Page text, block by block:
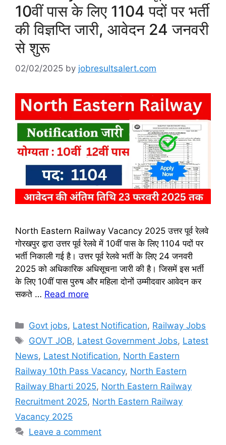
10वीं पास के लिए 1104 पदों पर भर्ती
की विज्ञप्ति जारी, आवेदन 24 जनवरी
से शुरू
02/02/2025 by jobresultsalert.com
North Eastern Railway Vacancy 2025 उत्तर पूर्व रेलवे
गोरखपुर द्वारा उत्तर पूर्व रेलवे में 10वीं पास के लिए 1104 पदों पर
भर्ती निकाली गई है। उत्तर पूर्व रेलवे भर्ती के लिए 24 जनवरी
2025 को अधिकारिक अधिसूचना जारी की है। जिसमें इस भर्ती
के लिए 10वीं पास पुरुष और महिला दोनों उम्मीदवार आवेदन कर
सकते … Read more
Categories
Govt jobs, Latest Notification, Railway Jobs
Tags
GOVT JOB, Latest Government Jobs, Latest
News, Latest Notification, North Eastern
Railway 10th Pass Vacancy, North Eastern
Railway Bharti 2025, North Eastern Railway
Recruitment 2025, North Eastern Railway
Vacancy 2025
Leave a comment